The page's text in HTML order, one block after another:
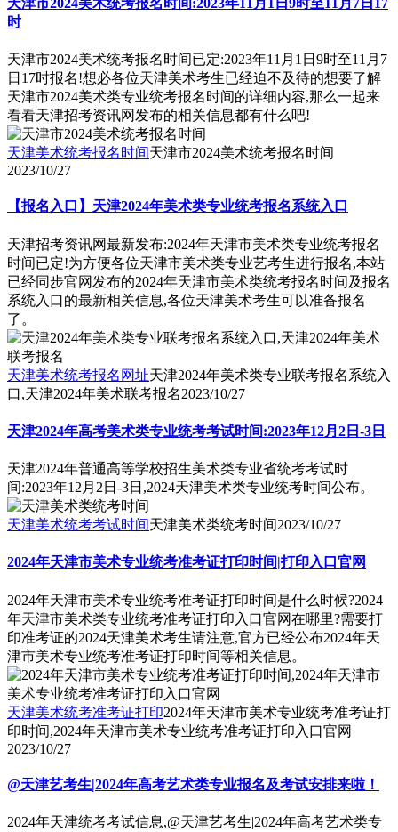
时
天津市2024美术统考报名时间已定:2023年11月1日9时至11月7
日17时报名!想必各位天津美术考生已经迫不及待的想要了解
天津市2024美术类专业统考报名时间的详细内容,那么一起来
看看天津招考资讯网发布的相关信息都有什么吧!
天津美术统考报名时间天津市2024美术统考报名时间
2023/10/27
【报名入口】天津2024年美术类专业统考报名系统入口
天津招考资讯网最新发布:2024年天津市美术类专业统考报名
时间已定!为方便各位天津市美术类专业艺考生进行报名,本站
已经同步官网发布的2024年天津市美术类统考报名时间及报名
系统入口的最新相关信息,各位天津美术考生可以准备报名
了。
天津美术统考报名网址天津2024年美术类专业联考报名系统入
口,天津2024年美术联考报名2023/10/27
天津2024年高考美术类专业统考考试时间:2023年12月2日-3日
天津2024年普通高等学校招生美术类专业省统考考试时
间:2023年12月2日-3日,2024天津美术类专业统考时间公布。
天津美术统考考试时间天津美术类统考时间2023/10/27
2024年天津市美术专业统考准考证打印时间|打印入口官网
2024年天津市美术专业统考准考证打印时间是什么时候?2024
年天津市美术类专业统考准考证打印入口官网在哪里?需要打
印准考证的2024天津美术考生请注意,官方已经公布2024年天
津市美术专业统考准考证打印时间等相关信息。
天津美术统考准考证打印2024年天津市美术专业统考准考证打
印时间,2024年天津市美术专业统考准考证打印入口官网
2023/10/27
@天津艺考生|2024年高考艺术类专业报名及考试安排来啦！
2024年天津统考考试信息,@天津艺考生|2024年高考艺术类专